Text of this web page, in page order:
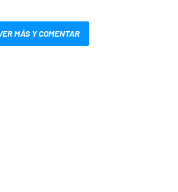
MÁS Y COMENTAR